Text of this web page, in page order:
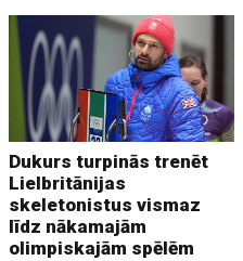
Dukurs turpinās trenēt
Lielbritānijas
skeletonistus vismaz
līdz nākamajām
olimpiskajām spēlēm